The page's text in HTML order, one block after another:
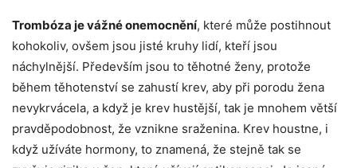
Trombóza je vážné onemocnění, které může postihnout
kohokoliv, ovšem jsou jisté kruhy lidí, kteří jsou
náchylnější. Především jsou to těhotné ženy, protože
během těhotenství se zahustí krev, aby při porodu žena
nevykrvácela, a když je krev hustější, tak je mnohem větší
pravděpodobnost, že vznikne sraženina. Krev houstne, i
když užíváte hormony, to znamená, že stejně tak se